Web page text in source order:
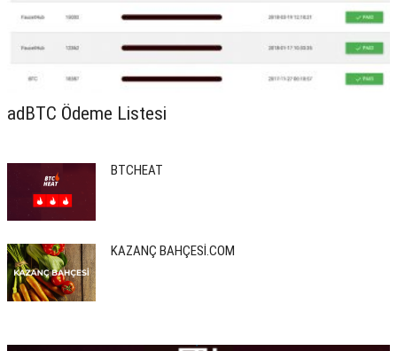
adBTC Ödeme Listesi
BTCHEAT
KAZANÇ BAHÇESİ.COM